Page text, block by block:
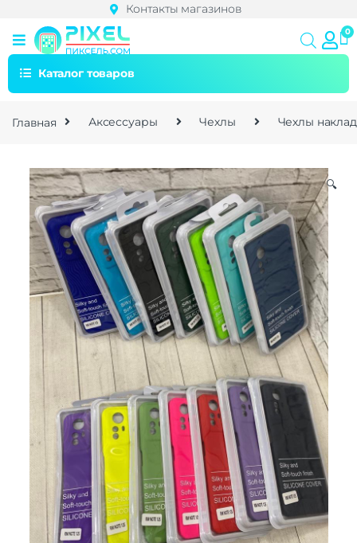
Контакты магазинов
Каталог товаров
Главная Аксессуары Чехлы Чехлы
🔍